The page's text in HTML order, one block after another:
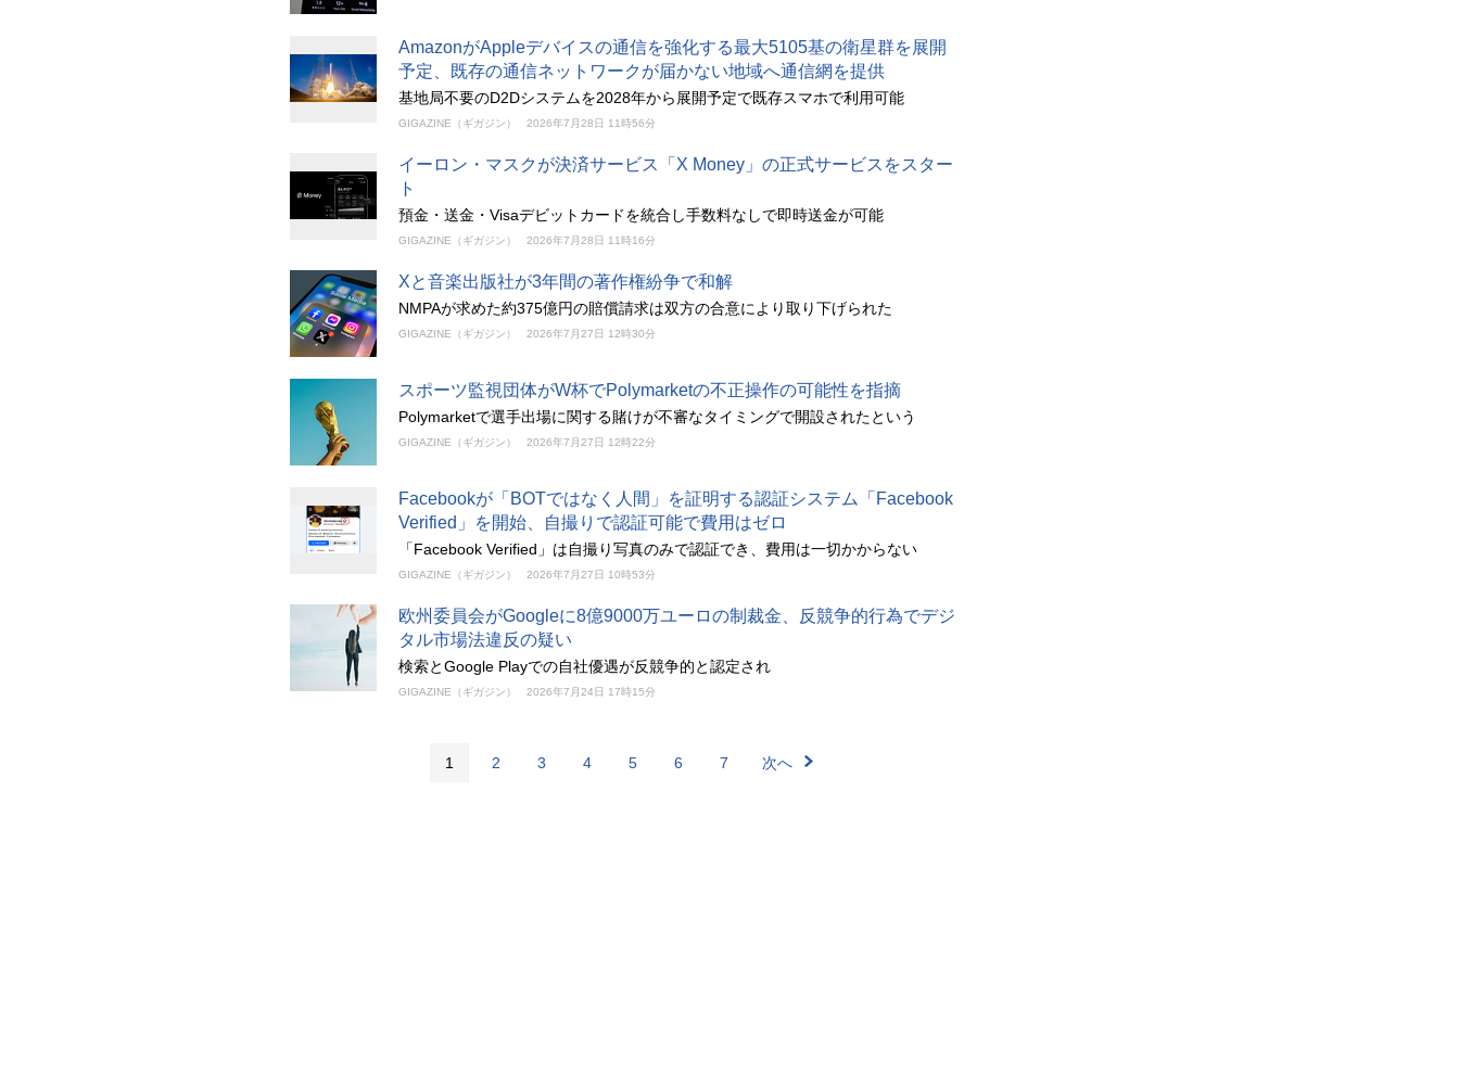
AmazonがAppleデバイスの通信を強化する最大5105基の衛星群を展開
予定、既存の通信ネットワークが届かない地域へ通信網を提供
基地局不要のD2Dシステムを2028年から展開予定で既存スマホで利用可能
GIGAZINE（ギガジン） 2026年7月28日 11時56分
イーロン・マスクが決済サービス「X Money」の正式サービスをスター
ト
預金・送金・Visaデビットカードを統合し手数料なしで即時送金が可能
GIGAZINE（ギガジン） 2026年7月28日 11時16分
Xと音楽出版社が3年間の著作権紛争で和解
NMPAが求めた約375億円の賠償請求は双方の合意により取り下げられた
GIGAZINE（ギガジン） 2026年7月27日 12時30分
スポーツ監視団体がW杯でPolymarketの不正操作の可能性を指摘
Polymarketで選手出場に関する賭けが不審なタイミングで開設されたという
GIGAZINE（ギガジン） 2026年7月27日 12時22分
Facebookが「BOTではなく人間」を証明する認証システム「Facebook
Verified」を開始、自撮りで認証可能で費用はゼロ
「Facebook Verified」は自撮り写真のみで認証でき、費用は一切かからない
GIGAZINE（ギガジン） 2026年7月27日 10時53分
欧州委員会がGoogleに8億9000万ユーロの制裁金、反競争的行為でデジ
タル市場法違反の疑い
検索とGoogle Playでの自社優遇が反競争的と認定され
GIGAZINE（ギガジン） 2026年7月24日 17時15分
1 2 3 4 5 6 7 次へ